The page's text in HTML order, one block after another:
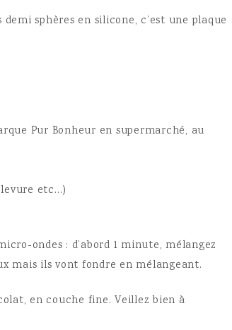
sphères en silicone, c’est une plaque
Pur Bonheur en supermarché, au
levure etc…)
ondes : d’abord 1 minute, mélangez
mais ils vont fondre en mélangeant.
en couche fine. Veillez bien à